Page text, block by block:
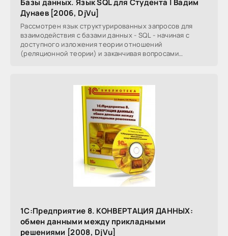
Базы данных. Язык SQL для Студента | Вадим
Дунаев [2006, DjVu]
Рассмотрен язык структурированных запросов для
взаимодействия с базами данных - SQL - начиная с
доступного изложения теории отношений
(реляционной теории) и заканчивая вопросами
1С:Предприятие 8. КОНВЕРТАЦИЯ ДАННЫХ:
обмен данными между прикладными
решениями [2008, DjVu]